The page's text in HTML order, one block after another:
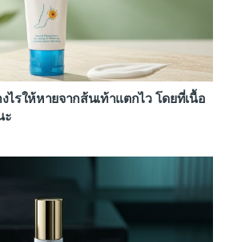
ไรให้หายจากส้นเท้าแตกไว โดยที่เนื้อ
ะ